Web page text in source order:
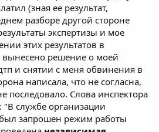
(зная ее результат,
разборе другой стороне
экспертизы и мое
этих результатов в
решение о моей
и снятии с меня обвинения в
написала, что не согласна,
последовало. Слова инспектора
"В службе организации
запрошен режим работы